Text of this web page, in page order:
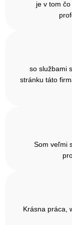
je v tom
so službami
stránku táto
Som veľmi
Krásna práca,